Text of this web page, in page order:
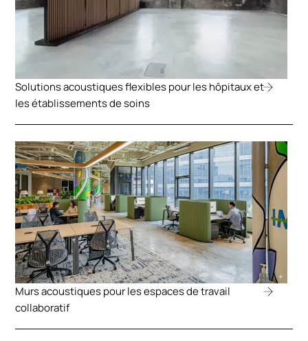
Solutions acoustiques flexibles pour les hôpitaux et
les établissements de soins
Murs acoustiques pour les espaces de travail
collaboratif